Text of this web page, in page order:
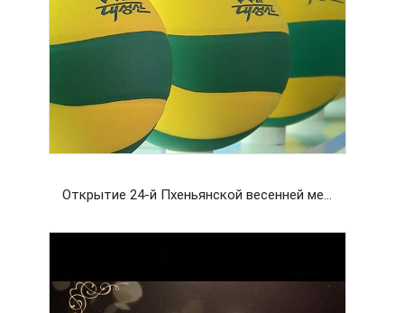
Открытие 24-й Пхеньянской весенней международной выставки-ярмарка